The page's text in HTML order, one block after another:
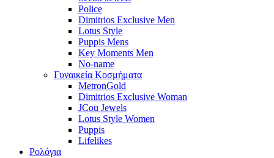
Police
Dimitrios Exclusive Men
Lotus Style
Puppis Mens
Key Moments Men
No-name
Γυναικεία Κοσμήματα
MetronGold
Dimitrios Exclusive Woman
JCou Jewels
Lotus Style Women
Puppis
Lifelikes
Ρολόγια